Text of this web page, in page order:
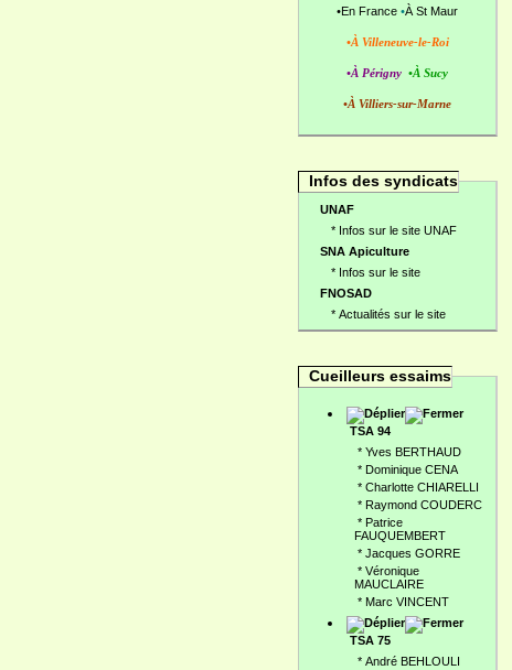
•En France •À St Maur
•À Villeneuve-le-Roi
•À Périgny •À Sucy
•À Villiers-sur-Marne
Infos des syndicats
UNAF
* Infos sur le site UNAF
SNA Apiculture
* Infos sur le site
FNOSAD
* Actualités sur le site
Cueilleurs essaims
TSA 94
* Yves BERTHAUD
* Dominique CENA
* Charlotte CHIARELLI
* Raymond COUDERC
* Patrice
FAUQUEMBERT
* Jacques GORRE
* Véronique
MAUCLAIRE
* Marc VINCENT
TSA 75
* André BEHLOULI